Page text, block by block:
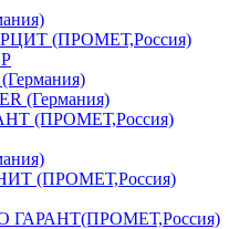
(ПРОМЕТ,Россия)
(Германия)
(ПРОМЕТ,Россия)
(ПРОМЕТ,Россия)
ГАРАНТ(ПРОМЕТ,Россия)